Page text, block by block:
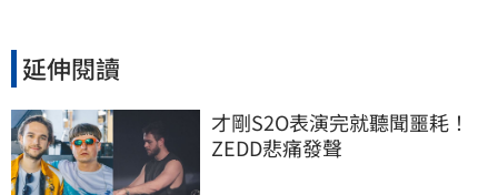
延伸閱讀
才剛S2O表演完就聽聞噩耗！
ZEDD悲痛發聲